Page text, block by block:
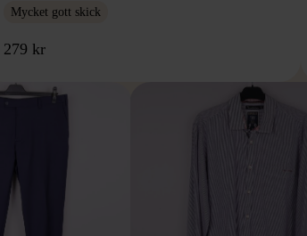
Mycket gott skick
279 kr